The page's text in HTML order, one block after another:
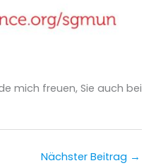
mich freuen, Sie auch bei
Nächster Beitrag →